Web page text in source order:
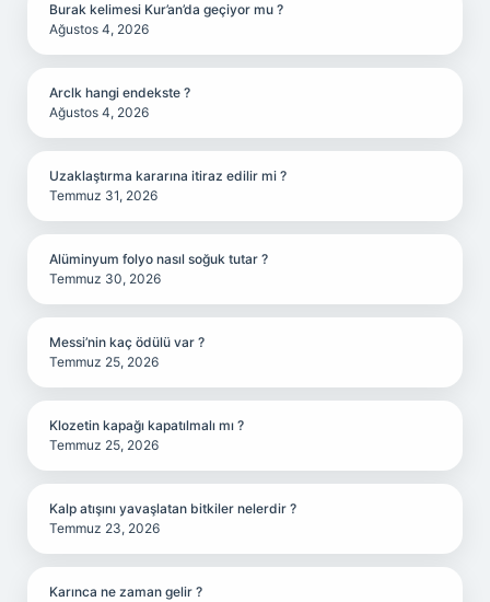
Burak kelimesi Kur’an’da geçiyor mu ?
Ağustos 4, 2026
Arclk hangi endekste ?
Ağustos 4, 2026
Uzaklaştırma kararına itiraz edilir mi ?
Temmuz 31, 2026
Alüminyum folyo nasıl soğuk tutar ?
Temmuz 30, 2026
Messi’nin kaç ödülü var ?
Temmuz 25, 2026
Klozetin kapağı kapatılmalı mı ?
Temmuz 25, 2026
Kalp atışını yavaşlatan bitkiler nelerdir ?
Temmuz 23, 2026
Karınca ne zaman gelir ?